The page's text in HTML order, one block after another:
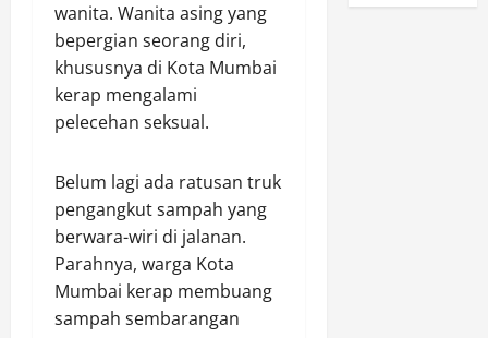
wanita. Wanita asing yang
bepergian seorang diri,
khususnya di Kota Mumbai
kerap mengalami
pelecehan seksual.
Belum lagi ada ratusan truk
pengangkut sampah yang
berwara-wiri di jalanan.
Parahnya, warga Kota
Mumbai kerap membuang
sampah sembarangan